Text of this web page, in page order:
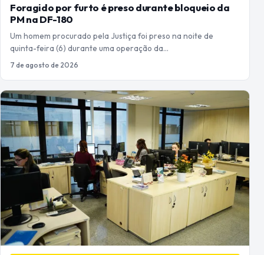
Foragido por furto é preso durante bloqueio da
PM na DF-180
Um homem procurado pela Justiça foi preso na noite de
quinta-feira (6) durante uma operação da…
7 de agosto de 2026